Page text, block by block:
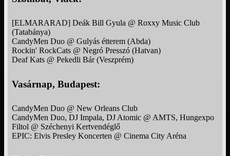
[ELMARARAD] Deák Bill Gyula @ Roxxy Music Club
(Tatabánya)
CandyMen Duo @ Gulyás étterem (Abda)
Rockin' RockCats @ Negró Presszó (Hatvan)
Deaf Kats @ Pekedli Bár (Veszprém)
Vasárnap, Budapest:
CandyMen Duo @ New Orleans Club
CandyMen Duo, DJ Impala, DJ Atomic @ AMTS, Hungexpo
Filtol @ Széchenyi Kertvendéglő
EPIC: Elvis Presley Koncerten @ Cinema City Aréna